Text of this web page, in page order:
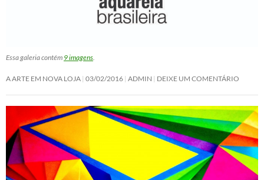
Essa galeria contém 9 imagens.
A ARTE EM NOVA LOJA 03/02/2016 ADMIN DEIXE UM COMENTÁRIO